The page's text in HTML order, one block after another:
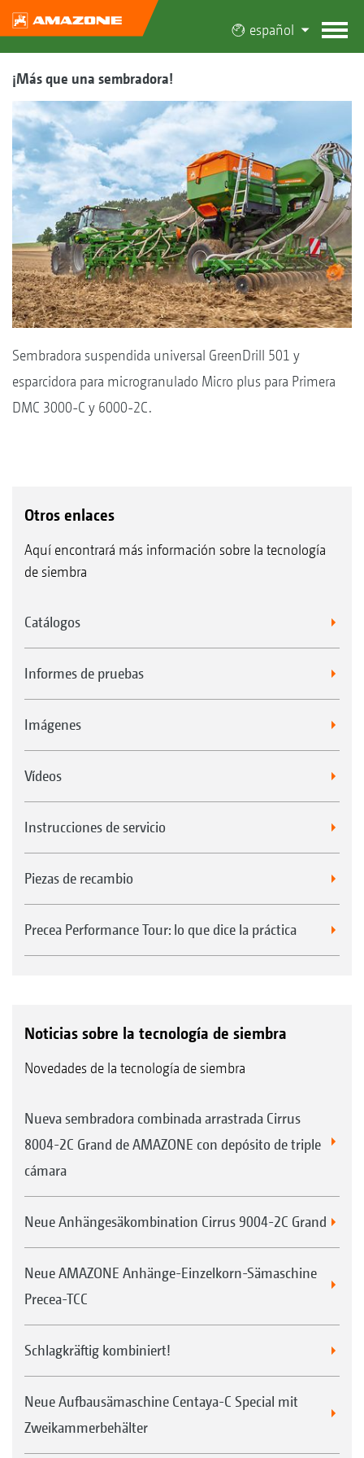
español
¡Más que una sembradora!
Sembradora suspendida universal GreenDrill 501 y
esparcidora para microgranulado Micro plus para Primera
DMC 3000-C y 6000-2C.
Otros enlaces
Aquí encontrará más información sobre la tecnología
de siembra
Catálogos
Informes de pruebas
Imágenes
Vídeos
Instrucciones de servicio
Piezas de recambio
Precea Performance Tour: lo que dice la práctica
Noticias sobre la tecnología de siembra
Novedades de la tecnología de siembra
Nueva sembradora combinada arrastrada Cirrus
8004-2C Grand de AMAZONE con depósito de triple
cámara
Neue Anhängesäkombination Cirrus 9004-2C Grand
Neue AMAZONE Anhänge-Einzelkorn-Sämaschine
Precea-TCC
Schlagkräftig kombiniert!
Neue Aufbausämaschine Centaya-C Special mit
Zweikammerbehälter